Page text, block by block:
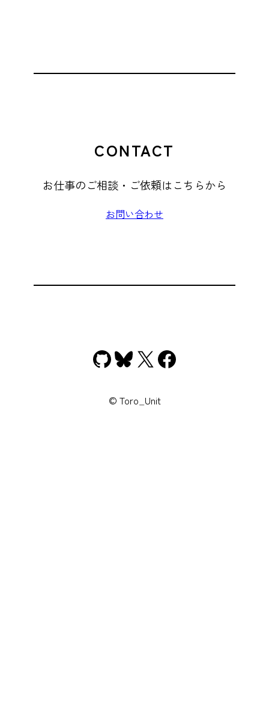
CONTACT
お仕事のご相談・ご依頼はこちらから
お問い合わせ
GitHub
Bluesky
X Facebook
© Toro_Unit